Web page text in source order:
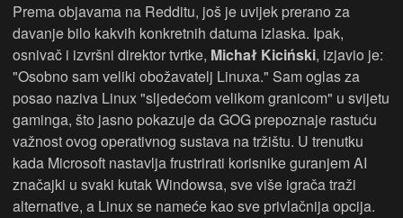
Prema objavama na Redditu, još je uvijek prerano za
davanje bilo kakvih konkretnih datuma izlaska. Ipak,
osnivač i izvršni direktor tvrtke, Michał Kiciński, izjavio je:
"Osobno sam veliki obožavatelj Linuxa." Sam oglas za
posao naziva Linux "sljedećom velikom granicom" u svijetu
gaminga, što jasno pokazuje da GOG prepoznaje rastuću
važnost ovog operativnog sustava na tržištu. U trenutku
kada Microsoft nastavlja frustrirati korisnike guranjem AI
značajki u svaki kutak Windowsa, sve više igrača traži
alternative, a Linux se nameće kao sve privlačnija opcija.